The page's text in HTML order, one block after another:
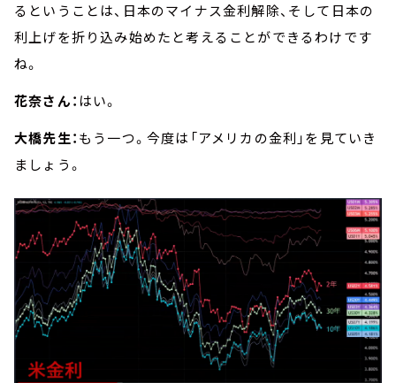
るということは、日本のマイナス金利解除、そして日本の
利上げを折り込み始めたと考えることができるわけです
ね。
花奈さん： はい。
大橋先生：もう一つ。今度は「アメリカの金利」を見ていき
ましょう。